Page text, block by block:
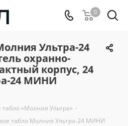
0
Ультра-24
охранно-
корпус, 24
24 МИНИ
табло «Молния Ультра» -
табло Молния Ультра-24 МИНИ